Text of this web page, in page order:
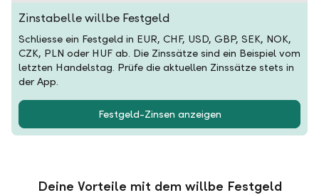
Zinstabelle willbe Festgeld
Schliesse ein Festgeld in EUR, CHF, USD, GBP, SEK, NOK,
CZK, PLN oder HUF ab. Die Zinssätze sind ein Beispiel vom
letzten Handelstag. Prüfe die aktuellen Zinssätze stets in
der App.
Festgeld-Zinsen anzeigen
Deine Vorteile mit dem willbe Festgeld